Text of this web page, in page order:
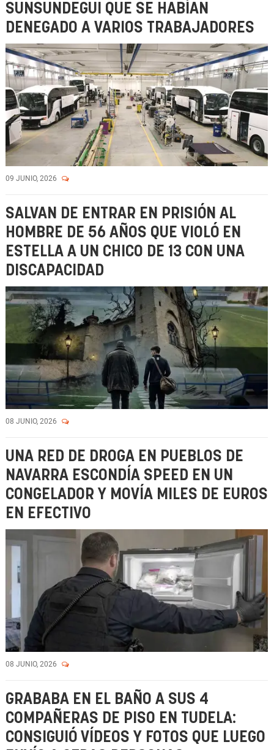
SUNSUNDEGUI QUE SE HABÍAN
DENEGADO A VARIOS TRABAJADORES
09 JUNIO, 2026
SALVAN DE ENTRAR EN PRISIÓN AL
HOMBRE DE 56 AÑOS QUE VIOLÓ EN
ESTELLA A UN CHICO DE 13 CON UNA
DISCAPACIDAD
08 JUNIO, 2026
UNA RED DE DROGA EN PUEBLOS DE
NAVARRA ESCONDÍA SPEED EN UN
CONGELADOR Y MOVÍA MILES DE EUROS
EN EFECTIVO
08 JUNIO, 2026
GRABABA EN EL BAÑO A SUS 4
COMPAÑERAS DE PISO EN TUDELA:
CONSIGUIÓ VÍDEOS Y FOTOS QUE LUEGO